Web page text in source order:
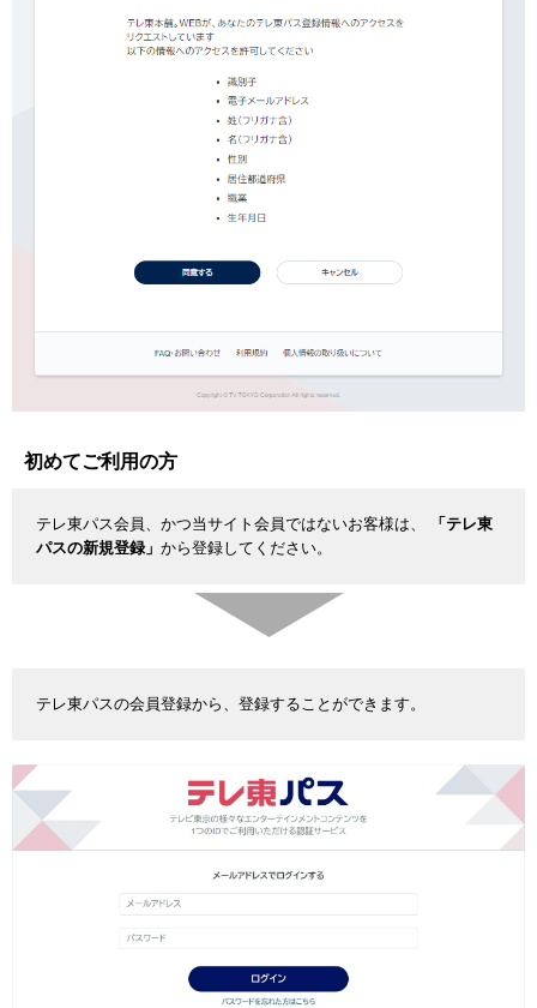
初めてご利用の方
テレ東パス会員、かつ当サイト会員ではないお客様は、
「テレ東
パスの新規登録」 から登録してください。
テレ東パスの会員登録から、登録することができます。